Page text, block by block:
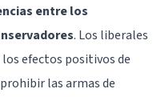
entre los
. Los liberales
efectos positivos de
las armas de